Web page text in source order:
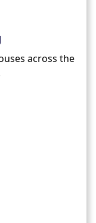
across the